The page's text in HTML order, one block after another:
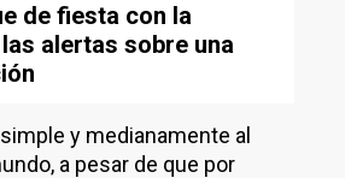
de fiesta con la
alertas sobre una
y medianamente al
a pesar de que por